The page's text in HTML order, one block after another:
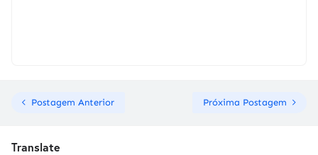
Postagem Anterior Próxima Postagem
Translate